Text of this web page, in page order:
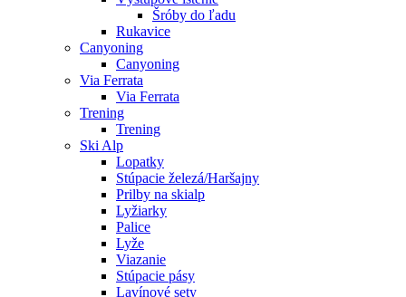
Šróby do ľadu
Rukavice
Canyoning
Canyoning
Via Ferrata
Via Ferrata
Trening
Trening
Ski Alp
Lopatky
Stúpacie železá/Haršajny
Prilby na skialp
Lyžiarky
Palice
Lyže
Viazanie
Stúpacie pásy
Lavínové sety